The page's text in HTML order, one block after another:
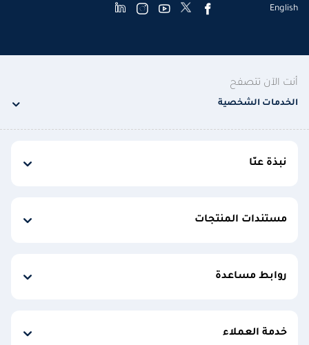
English
أنت الآن تتصفح
الخدمات الشخصية
نبذة عنّا
مستندات المنتجات
روابط مساعدة
خدمة العملاء